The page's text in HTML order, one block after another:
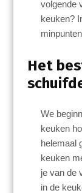
o
k
volgende
keuken?
Het
We
keuken
helemaal
keuken
je van de
in de